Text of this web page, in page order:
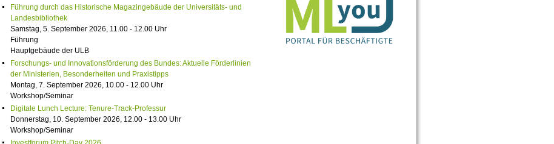
Führung durch das Historische Magazingebäude der Universitäts- und
Landesbibliothek
Samstag, 5. September 2026, 11.00 - 12.00 Uhr
Führung
Hauptgebäude der ULB
Forschungs- und Innovationsförderung des Bundes: Aktuelle Förderlinien
der Ministerien, Besonderheiten und Praxistipps
Montag, 7. September 2026, 10.00 - 12.00 Uhr
Workshop/Seminar
Digitale Lunch Lecture: Tenure-Track-Professur
Donnerstag, 10. September 2026, 12.00 - 13.00 Uhr
Workshop/Seminar